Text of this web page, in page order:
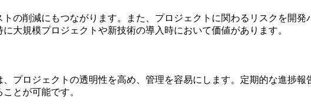
トの削減にもつながります。また、プロジェクトに関わるリスクを開
大規模プロジェクトや新技術の導入時において価値があります。
プロジェクトの透明性を高め、管理を容易にします。定期的な進捗
とが可能です。